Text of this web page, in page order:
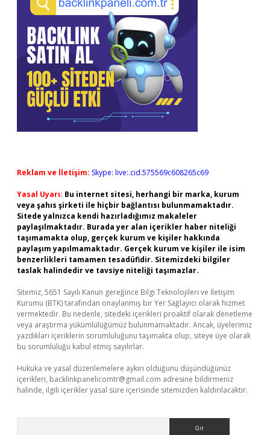
Reklam ve İletişim: Skype: live:.cid.575569c608265c69
Yasal Uyarı: Bu internet sitesi, herhangi bir marka, kurum
veya şahıs şirketi ile hiçbir bağlantısı bulunmamaktadır.
Sitede yalnızca kendi hazırladığımız makaleler
paylaşılmaktadır. Burada yer alan içerikler haber niteliği
taşımamakta olup, gerçek kurum ve kişiler hakkında
paylaşım yapılmamaktadır. Gerçek kurum ve kişiler ile isim
benzerlikleri tamamen tesadüfidir. Sitemizdeki bilgiler
taslak halindedir ve tavsiye niteliği taşımazlar.
Sitemiz, 5651 Sayılı Kanun gereğince Bilgi Teknolojileri ve İletişim
Kurumu (BTK) tarafından onaylanmış bir Yer Sağlayıcı olarak hizmet
vermektedir. Bu nedenle, sitedeki içerikleri proaktif olarak denetleme
veya araştırma yükümlülüğümüz bulunmamaktadır. Ancak, üyelerimiz
yazdıkları içeriklerin sorumluluğunu taşımakta olup, siteye üye olarak
bu sorumluluğu kabul etmiş sayılırlar.
Hukuka ve yasal düzenlemelere aykırı olduğunu düşündüğünüz
içerikleri, backlinkpanelicomtr@gmail.com adresine bildirmeniz
halinde, ilgili içerikler yasal süre içerisinde sitemizden kaldırılacaktır.